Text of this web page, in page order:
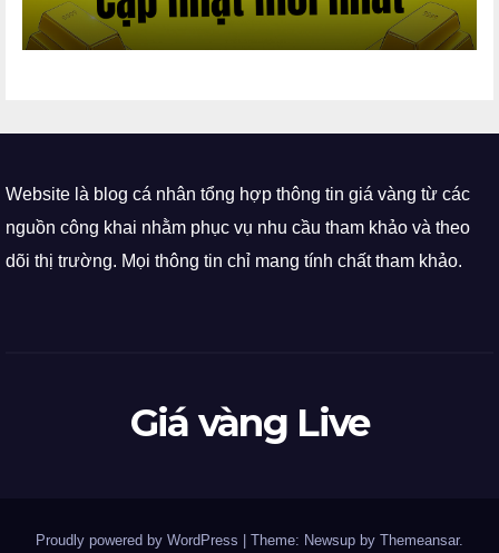
Website là blog cá nhân tổng hợp thông tin giá vàng từ các
nguồn công khai nhằm phục vụ nhu cầu tham khảo và theo
dõi thị trường. Mọi thông tin chỉ mang tính chất tham khảo.
Giá vàng Live
Proudly powered by WordPress Theme: Newsup by Themeansar.